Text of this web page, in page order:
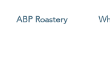
ABP Roastery